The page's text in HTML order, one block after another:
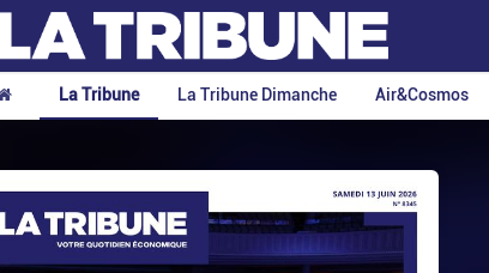
La Tribune La Tribune Dimanche Air&Cosmos